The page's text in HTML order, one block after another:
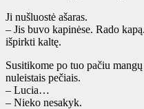
Ji nušluostė ašaras.
– Jis buvo kapinėse. Rado
išpirkti kaltę.
Susitikome po tuo pačiu
nuleistais pečiais.
– Lucia…
– Nieko nesakyk.